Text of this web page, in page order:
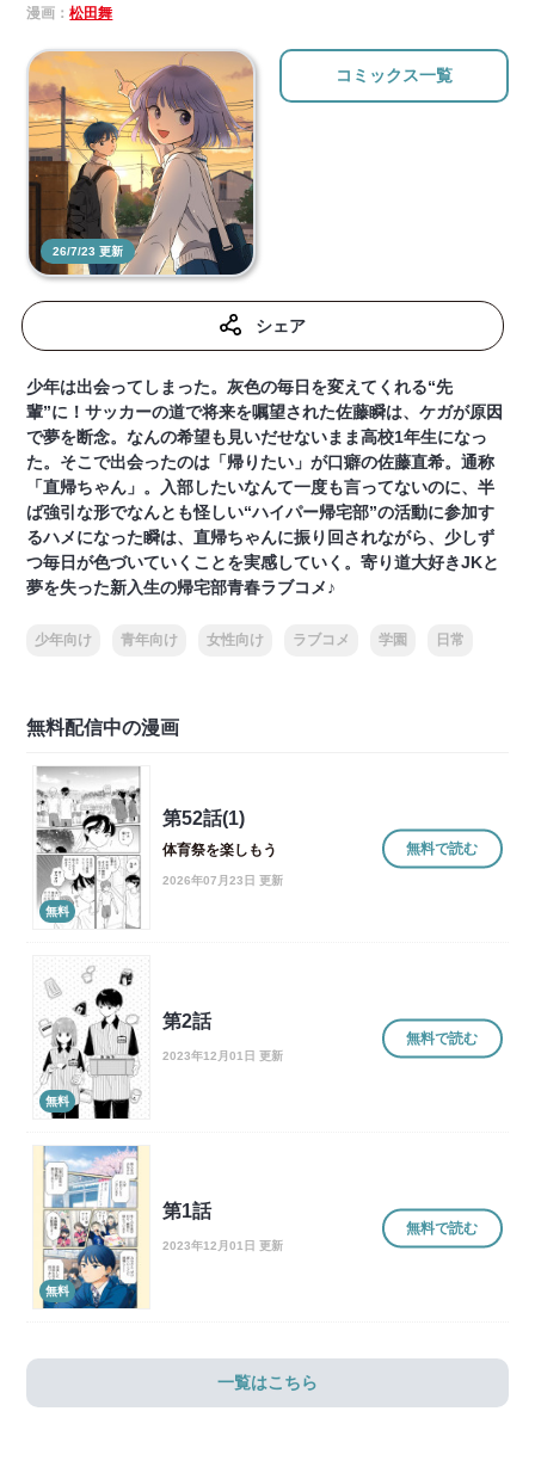
漫画：松田舞
26/7/23 更新
コミックス一覧
シェア
少年は出会ってしまった。灰色の毎日を変えてくれる“先
輩”に！サッカーの道で将来を嘱望された佐藤瞬は、ケガが原因
で夢を断念。なんの希望も見いだせないまま高校1年生になっ
た。そこで出会ったのは「帰りたい」が口癖の佐藤直希。通称
「直帰ちゃん」。入部したいなんて一度も言ってないのに、半
ば強引な形でなんとも怪しい“ハイパー帰宅部”の活動に参加す
るハメになった瞬は、直帰ちゃんに振り回されながら、少しず
つ毎日が色づいていくことを実感していく。寄り道大好きJKと
夢を失った新入生の帰宅部青春ラブコメ♪
少年向け 青年向け 女性向け ラブコメ 学園 日常
無料配信中の漫画
無料
第52話(1)
体育祭を楽しもう
2026年07月23日 更新
無料で読む
無料
第2話
2023年12月01日 更新
無料で読む
無料
第1話
2023年12月01日 更新
無料で読む
一覧はこちら